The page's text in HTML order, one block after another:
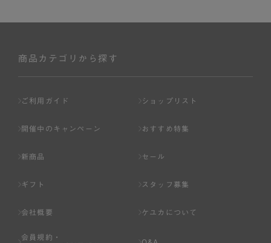
商品カテゴリから探す
ご利用ガイド ショップリスト
開催中のキャンペーン おすすめ特集
新商品 セール
ギフト スタッフ募集
会社概要 ケユカについて
会員規約・